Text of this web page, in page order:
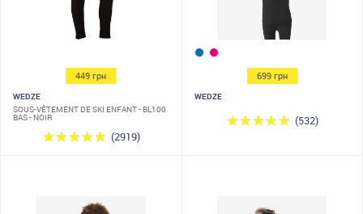
449 грн
WEDZE
SOUS-VÊTEMENT DE SKI ENFANT - BL100
BAS - NOIR
(2919)
699 грн
WEDZE
(532)